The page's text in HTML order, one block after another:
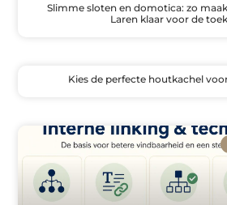
Slimme sloten en domotica: zo
Laren klaar voor de
Kies de perfecte houtkachel